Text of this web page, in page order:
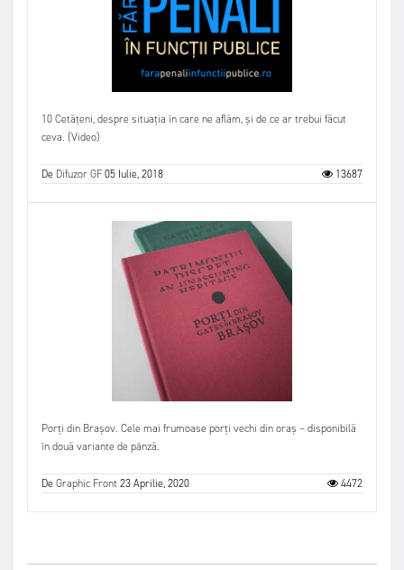
10 Cetățeni, despre situația în care ne aflăm, și de ce ar trebui făcut
ceva. (Video)
De Difuzor GF05 Iulie, 2018 13687
Porți din Brașov. Cele mai frumoase porți vechi din oraș – disponibilă
în două variante de pânză.
DeGraphic Front23 Aprilie, 2020 4472